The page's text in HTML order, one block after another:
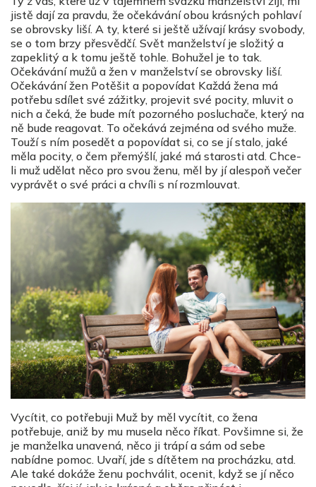
jistě dají za pravdu, že očekávání obou krásných pohlaví
se obrovsky liší. A ty, které si ještě užívají krásy svobody,
se o tom brzy přesvědčí. Svět manželství je složitý a
zapeklitý a k tomu ještě tohle. Bohužel je to tak.
Očekávání mužů a žen v manželství se obrovsky liší.
Očekávání žen Potěšit a popovídat Každá žena má
potřebu sdílet své zážitky, projevit své pocity, mluvit o
nich a čeká, že bude mít pozorného posluchače, který na
ně bude reagovat. To očekává zejména od svého muže.
Touží s ním posedět a popovídat si, co se jí stalo, jaké
měla pocity, o čem přemýšlí, jaké má starosti atd. Chce-
li muž udělat něco pro svou ženu, měl by jí alespoň večer
vyprávět o své práci a chvíli s ní rozmlouvat.
Vycítit, co potřebuji Muž by měl vycítit, co žena
potřebuje, aniž by mu musela něco říkat. Povšimne si, že
je manželka unavená, něco ji trápí a sám od sebe
nabídne pomoc. Uvaří, jde s dítětem na procházku, atd.
Ale také dokáže ženu pochválit, ocenit, když se jí něco